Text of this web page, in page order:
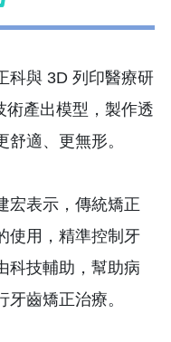
科與 3D 列印醫療研
術產出模型，製作透
適、更無形。
宏表示，傳統矯正
使用，精準控制牙
科技輔助，幫助病
齒矯正治療。